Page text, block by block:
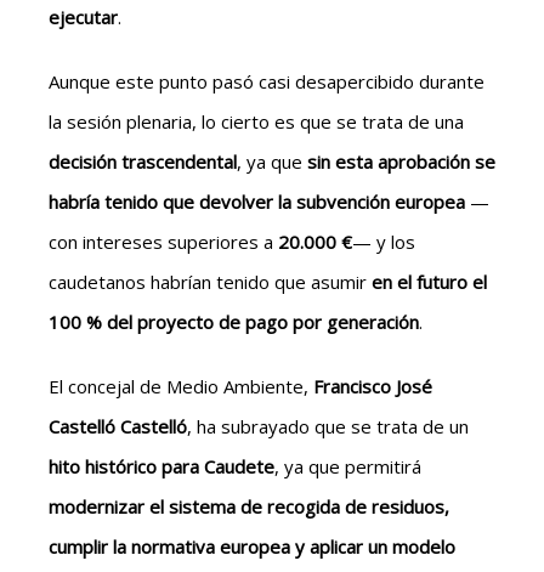
ejecutar.
Aunque este punto pasó casi desapercibido durante
la sesión plenaria, lo cierto es que se trata de una
decisión trascendental, ya que sin esta aprobación se
habría tenido que devolver la subvención europea —
con intereses superiores a 20.000 €— y los
caudetanos habrían tenido que asumir en el futuro el
100 % del proyecto de pago por generación.
El concejal de Medio Ambiente, Francisco José
Castelló Castelló, ha subrayado que se trata de un
hito histórico para Caudete, ya que permitirá
modernizar el sistema de recogida de residuos,
cumplir la normativa europea y aplicar un modelo